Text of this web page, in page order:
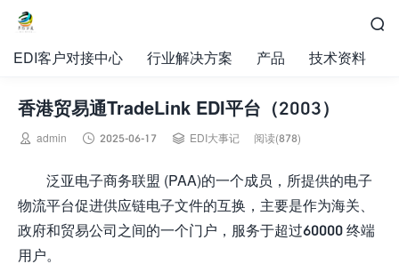

EDI客户对接中心 行业解决方案 产品 技术资料
香港贸易通TradeLink EDI平台（2003）
 admin  2025-06-17  EDI大事记 阅读(878)
泛亚电子商务联盟 (PAA)的一个成员，所提供的电子
物流平台促进供应链电子文件的互换，主要是作为海关、
政府和贸易公司之间的一个门户，服务于超过60000 终端
用户。